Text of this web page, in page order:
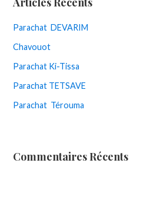
Parachat DEVARIM
Chavouot
Parachat Ki-Tissa
Parachat TETSAVE
Parachat Térouma
Commentaires Récents